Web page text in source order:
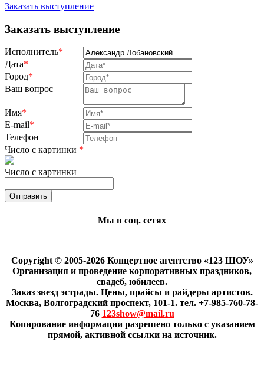
Заказать выступление
Заказать выступление
Исполнитель*
Дата*
Город*
Ваш вопрос
Имя*
E-mail*
Телефон
Число с картинки *
Число с картинки
Мы в соц. сетях
Copyright © 2005-2026 Концертное агентство «123 ШОУ»
Организация и проведение корпоративных праздников,
свадеб, юбилеев.
Заказ звезд эстрады. Цены, прайсы и райдеры артистов.
Москва, Волгоградский проспект, 101-1. тел. +7-985-760-78-
76 123show@mail.ru
Копирование информации разрешено только с указанием
прямой, активной ссылки на источник.